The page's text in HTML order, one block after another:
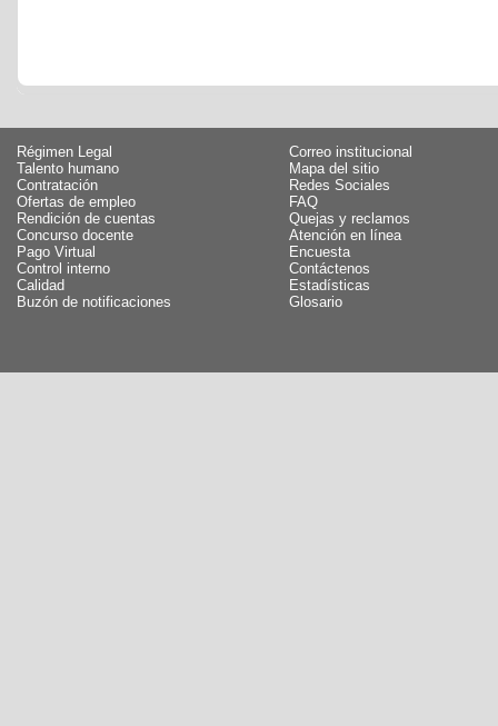
Régimen Legal
Talento humano
Contratación
Ofertas de empleo
Rendición de cuentas
Concurso docente
Pago Virtual
Control interno
Calidad
Buzón de notificaciones
Correo institucional
Mapa del sitio
Redes Sociales
FAQ
Quejas y reclamos
Atención en línea
Encuesta
Contáctenos
Estadísticas
Glosario